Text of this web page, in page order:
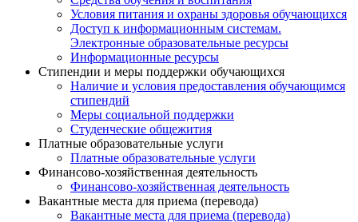
Условия питания и охраны здоровья обучающихся
Доступ к информационным системам.
Электронные образовательные ресурсы
Информационные ресурсы
Стипендии и меры поддержки обучающихся
Наличие и условия предоставления обучающимся
стипендий
Меры социальной поддержки
Студенческие общежития
Платные образовательные услуги
Платные образовательные услуги
Финансово-хозяйственная деятельность
Финансово-хозяйственная деятельность
Вакантные места для приема (перевода)
Вакантные места для приема (перевода)